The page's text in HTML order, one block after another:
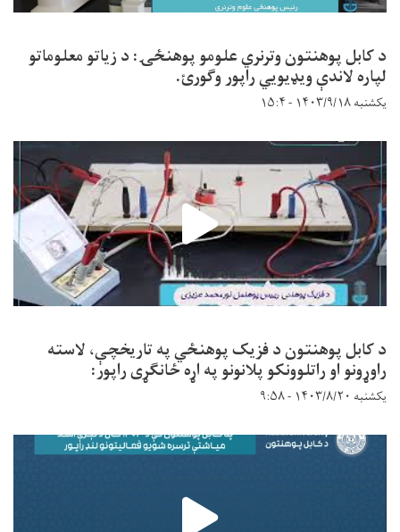
د کابل پوهنتون وترنري علومو پوهنځۍ: د زیاتو معلوماتو
لپاره لاندې ویډیويي راپور وګورئ.
یکشنبه ۱۴۰۳/۹/۱۸ - ۱۵:۴
د کابل پوهنتون د فزیک پوهنځي په تاریخچې، لاسته
راوړونو او راتلوونکو پلانونو په اړه ځانګړی راپور:
یکشنبه ۱۴۰۳/۸/۲۰ - ۹:۵۸